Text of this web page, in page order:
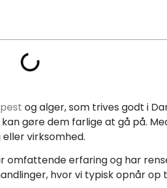
og alger, som trives godt i
gøre dem farlige at gå på.
virksomhed.
omfattende erfaring og har
hvor vi typisk opnår op